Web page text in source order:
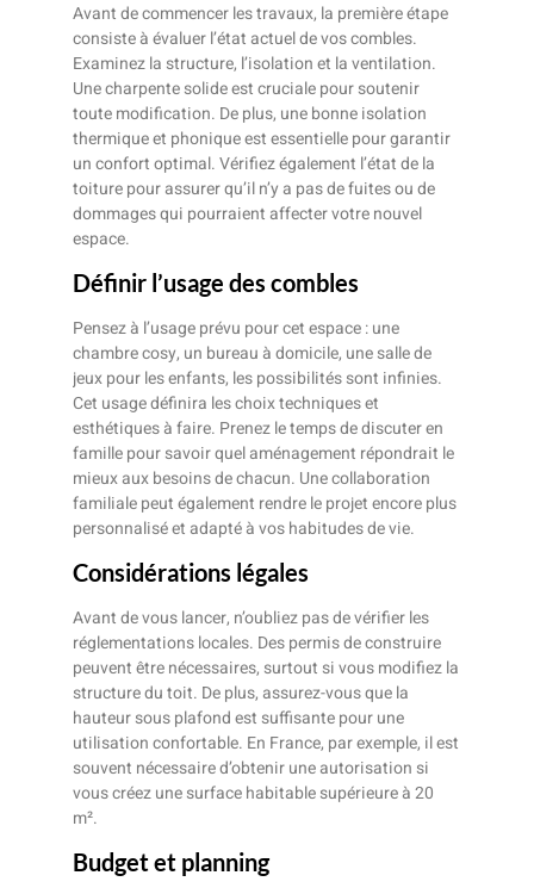
Avant de commencer les travaux, la première étape
consiste à évaluer l’état actuel de vos combles.
Examinez la structure, l’isolation et la ventilation.
Une charpente solide est cruciale pour soutenir
toute modification. De plus, une bonne isolation
thermique et phonique est essentielle pour garantir
un confort optimal. Vérifiez également l’état de la
toiture pour assurer qu’il n’y a pas de fuites ou de
dommages qui pourraient affecter votre nouvel
espace.
Définir l’usage des combles
Pensez à l’usage prévu pour cet espace : une
chambre cosy, un bureau à domicile, une salle de
jeux pour les enfants, les possibilités sont infinies.
Cet usage définira les choix techniques et
esthétiques à faire. Prenez le temps de discuter en
famille pour savoir quel aménagement répondrait le
mieux aux besoins de chacun. Une collaboration
familiale peut également rendre le projet encore plus
personnalisé et adapté à vos habitudes de vie.
Considérations légales
Avant de vous lancer, n’oubliez pas de vérifier les
réglementations locales. Des permis de construire
peuvent être nécessaires, surtout si vous modifiez la
structure du toit. De plus, assurez-vous que la
hauteur sous plafond est suffisante pour une
utilisation confortable. En France, par exemple, il est
souvent nécessaire d’obtenir une autorisation si
vous créez une surface habitable supérieure à 20
m².
Budget et planning